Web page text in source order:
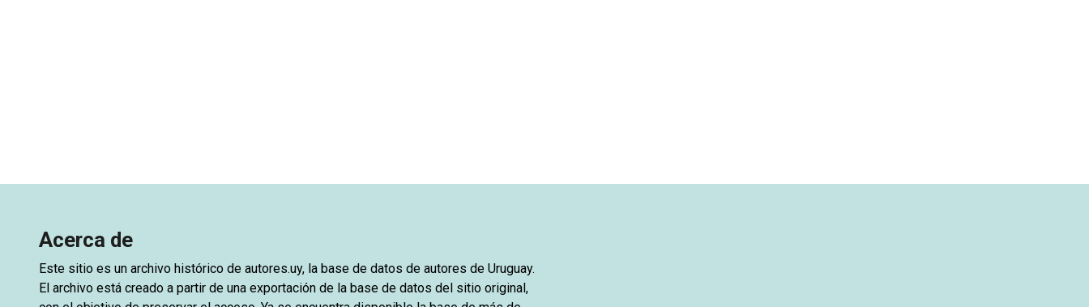
Acerca de
Este sitio es un archivo histórico de autores.uy, la base de datos de autores de Uruguay.
El archivo está creado a partir de una exportación de la base de datos del sitio original,